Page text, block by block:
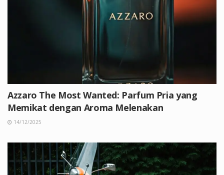
Azzaro The Most Wanted: Parfum Pria yang
Memikat dengan Aroma Melenakan
14/12/2025